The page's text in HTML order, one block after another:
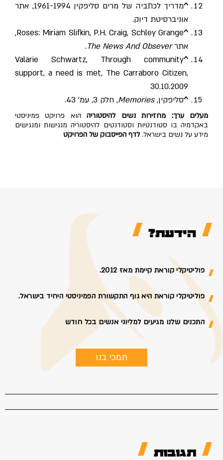
^מדריך לכתביה של מרים סליפקין 1961-1994
, אתר
אוניברסיטת דיוק.
^
Roses: Miriam Slifkin, P.H. Craig, Schley Grange
,
אתרThe News And Obsever
.
^
Valarie Schwartz, Through community
support, a need is met, The Carraboro Citizen,
30.10.2009
^סליפקין,Memories, חלק 3, עמ' 43.
מעלים ערך: מחזירות נשים להיסטוריההוא פרויקט פמיניסטי
באקדמיה בו סטודנטיות וסטודנטים להיסטוריה מנגישות ומנגישים
מידע על נשים בישראל.לדף הפייסבוק של הפרויקט
הידעת?
פוליטיקלי קוראת קיימת מאז 2012.
פוליטיקלי קוראת היא גוף התקשורת הפמיניסטי היחיד בישראל.
התכנים שלנו מגיעים למליוני אנשים בכל חודש
תמכי בנו
תגובות